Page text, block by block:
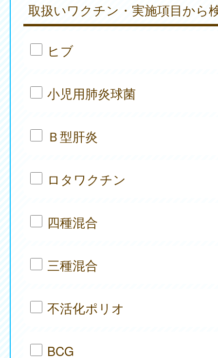
取扱いワクチン・実施項目から
ヒブ
小児用肺炎球菌
Ｂ型肝炎
ロタワクチン
四種混合
三種混合
不活化ポリオ
BCG